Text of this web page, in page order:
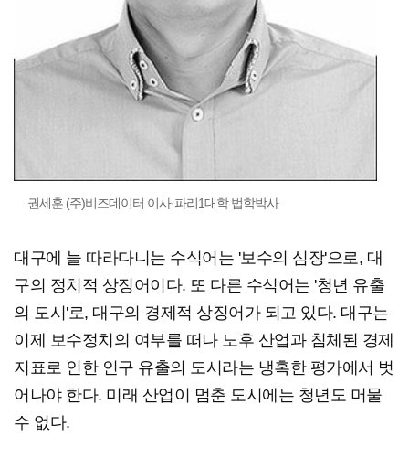
권세훈 (주)비즈데이터 이사·파리1대학 법학박사
대구에 늘 따라다니는 수식어는 '보수의 심장'으로, 대
구의 정치적 상징어이다. 또 다른 수식어는 '청년 유출
의 도시'로, 대구의 경제적 상징어가 되고 있다. 대구는
이제 보수정치의 여부를 떠나 노후 산업과 침체된 경제
지표로 인한 인구 유출의 도시라는 냉혹한 평가에서 벗
어나야 한다. 미래 산업이 멈춘 도시에는 청년도 머물
수 없다.